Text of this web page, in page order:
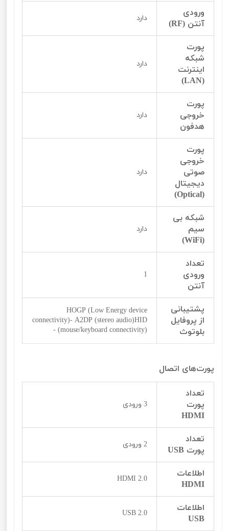
ورودی
آنتن (RF)
دارد
پورت
شبکه
اینترنت
(LAN)
دارد
پورت
خروجی
هدفون
دارد
پورت
خروجی
صوتی
دیجیتال
(Optical)
دارد
شبکه بی
سیم
(WiFi)
دارد
تعداد
ورودی
آنتن
1
پشتیبانی
از پروفایل
بلوتوث
HOGP (Low Energy device
connectivity)- A2DP (stereo audio)HID
(mouse/keyboard connectivity) -
پورت‌‌‌‌های اتصال
تعداد
پورت
HDMI
3 ورودی
تعداد
پورت USB
2 ورودی
اطلاعات
HDMI
HDMI 2.0
اطلاعات
USB
USB 2.0